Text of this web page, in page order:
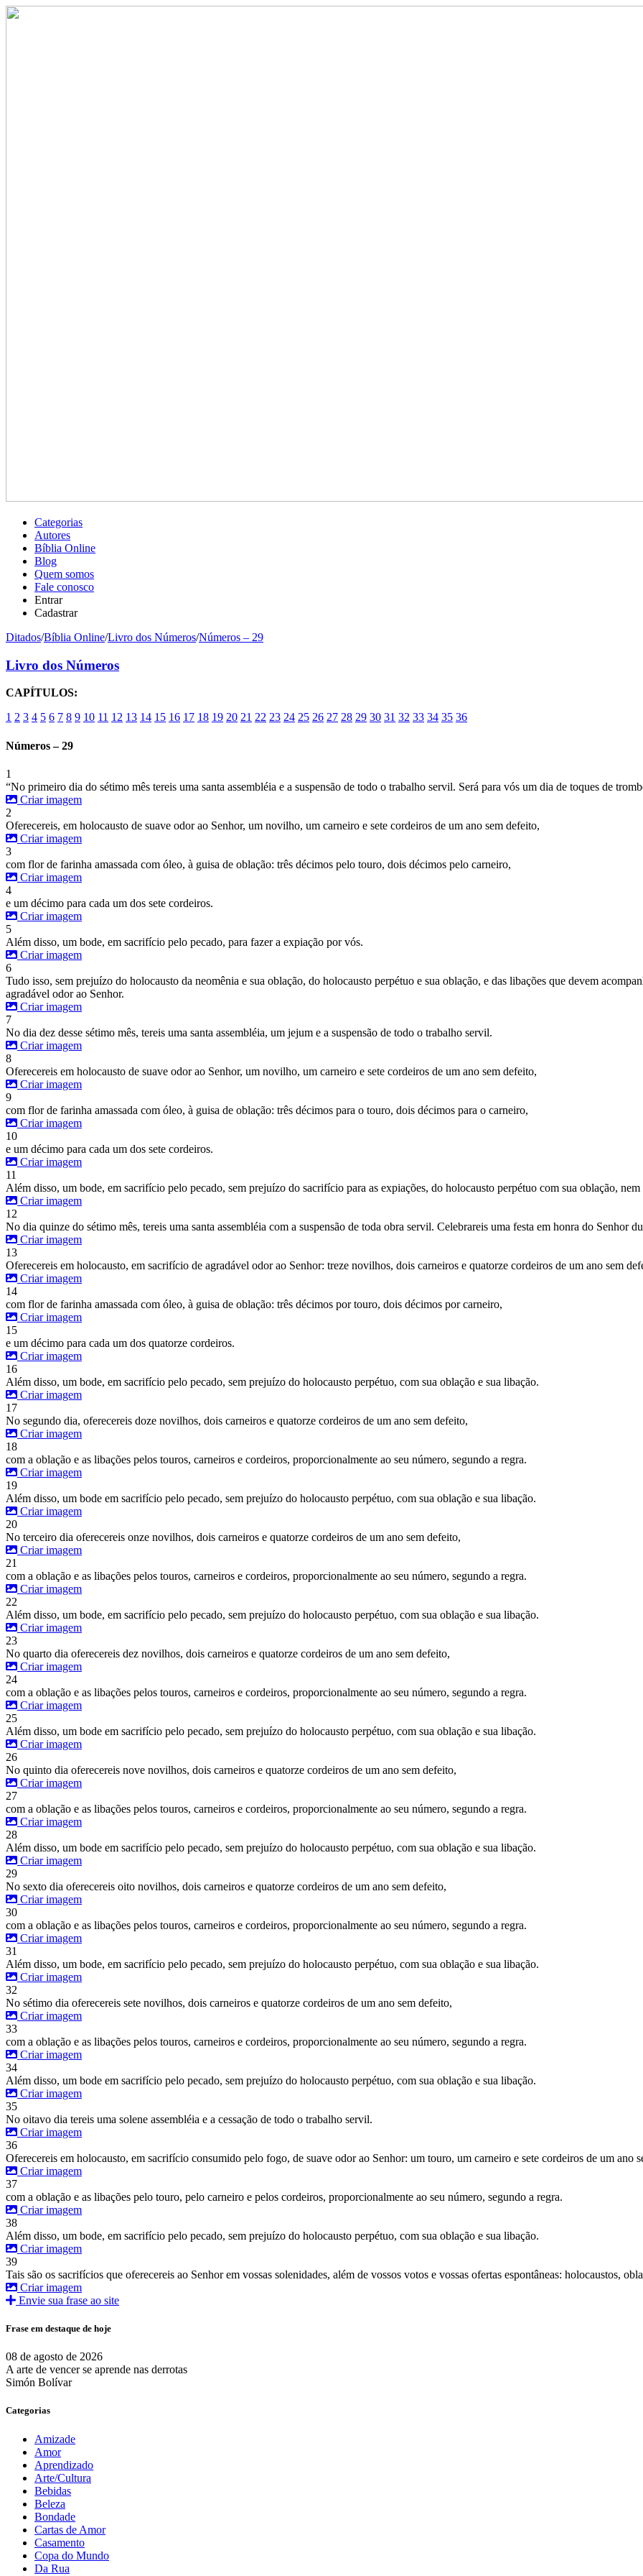
Categorias
Autores
Bíblia Online
Blog
Quem somos
Fale conosco
Entrar
Cadastrar
Ditados/Bíblia Online/Livro dos Números/Números – 29
Livro dos Números
CAPÍTULOS:
1 2 3 4 5 6 7 8 9 10 11 12 13 14 15 16 17 18 19 20 21 22 23 24 25 26 27 28 29 30 31 32 33 34 35 36
Números – 29
1
“No primeiro dia do sétimo mês tereis uma santa assembléia e a suspensão de todo o trabalho servil. Será para vós um dia de toques de
Criar imagem
2
Oferecereis, em holocausto de suave odor ao Senhor, um novilho, um carneiro e sete cordeiros de um ano sem defeito,
Criar imagem
3
com flor de farinha amassada com óleo, à guisa de oblação: três décimos pelo touro, dois décimos pelo carneiro,
Criar imagem
4
e um décimo para cada um dos sete cordeiros.
Criar imagem
5
Além disso, um bode, em sacrifício pelo pecado, para fazer a expiação por vós.
Criar imagem
6
Tudo isso, sem prejuízo do holocausto da neomênia e sua oblação, do holocausto perpétuo e sua oblação, e das libações que devem
agradável odor ao Senhor.
Criar imagem
7
No dia dez desse sétimo mês, tereis uma santa assembléia, um jejum e a suspensão de todo o trabalho servil.
Criar imagem
8
Oferecereis em holocausto de suave odor ao Senhor, um novilho, um carneiro e sete cordeiros de um ano sem defeito,
Criar imagem
9
com flor de farinha amassada com óleo, à guisa de oblação: três décimos para o touro, dois décimos para o carneiro,
Criar imagem
10
e um décimo para cada um dos sete cordeiros.
Criar imagem
11
Além disso, um bode, em sacrifício pelo pecado, sem prejuízo do sacrifício para as expiações, do holocausto perpétuo com sua oblação, nem
Criar imagem
12
No dia quinze do sétimo mês, tereis uma santa assembléia com a suspensão de toda obra servil. Celebrareis uma festa em honra do Senhor
Criar imagem
13
Oferecereis em holocausto, em sacrifício de agradável odor ao Senhor: treze novilhos, dois carneiros e quatorze cordeiros de um ano sem
Criar imagem
14
com flor de farinha amassada com óleo, à guisa de oblação: três décimos por touro, dois décimos por carneiro,
Criar imagem
15
e um décimo para cada um dos quatorze cordeiros.
Criar imagem
16
Além disso, um bode, em sacrifício pelo pecado, sem prejuízo do holocausto perpétuo, com sua oblação e sua libação.
Criar imagem
17
No segundo dia, oferecereis doze novilhos, dois carneiros e quatorze cordeiros de um ano sem defeito,
Criar imagem
18
com a oblação e as libações pelos touros, carneiros e cordeiros, proporcionalmente ao seu número, segundo a regra.
Criar imagem
19
Além disso, um bode em sacrifício pelo pecado, sem prejuízo do holocausto perpétuo, com sua oblação e sua libação.
Criar imagem
20
No terceiro dia oferecereis onze novilhos, dois carneiros e quatorze cordeiros de um ano sem defeito,
Criar imagem
21
com a oblação e as libações pelos touros, carneiros e cordeiros, proporcionalmente ao seu número, segundo a regra.
Criar imagem
22
Além disso, um bode, em sacrifício pelo pecado, sem prejuízo do holocausto perpétuo, com sua oblação e sua libação.
Criar imagem
23
No quarto dia oferecereis dez novilhos, dois carneiros e quatorze cordeiros de um ano sem defeito,
Criar imagem
24
com a oblação e as libações pelos touros, carneiros e cordeiros, proporcionalmente ao seu número, segundo a regra.
Criar imagem
25
Além disso, um bode em sacrifício pelo pecado, sem prejuízo do holocausto perpétuo, com sua oblação e sua libação.
Criar imagem
26
No quinto dia oferecereis nove novilhos, dois carneiros e quatorze cordeiros de um ano sem defeito,
Criar imagem
27
com a oblação e as libações pelos touros, carneiros e cordeiros, proporcionalmente ao seu número, segundo a regra.
Criar imagem
28
Além disso, um bode em sacrifício pelo pecado, sem prejuízo do holocausto perpétuo, com sua oblação e sua libação.
Criar imagem
29
No sexto dia oferecereis oito novilhos, dois carneiros e quatorze cordeiros de um ano sem defeito,
Criar imagem
30
com a oblação e as libações pelos touros, carneiros e cordeiros, proporcionalmente ao seu número, segundo a regra.
Criar imagem
31
Além disso, um bode, em sacrifício pelo pecado, sem prejuízo do holocausto perpétuo, com sua oblação e sua libação.
Criar imagem
32
No sétimo dia oferecereis sete novilhos, dois carneiros e quatorze cordeiros de um ano sem defeito,
Criar imagem
33
com a oblação e as libações pelos touros, carneiros e cordeiros, proporcionalmente ao seu número, segundo a regra.
Criar imagem
34
Além disso, um bode em sacrifício pelo pecado, sem prejuízo do holocausto perpétuo, com sua oblação e sua libação.
Criar imagem
35
No oitavo dia tereis uma solene assembléia e a cessação de todo o trabalho servil.
Criar imagem
36
Oferecereis em holocausto, em sacrifício consumido pelo fogo, de suave odor ao Senhor: um touro, um carneiro e sete cordeiros de um ano
Criar imagem
37
com a oblação e as libações pelo touro, pelo carneiro e pelos cordeiros, proporcionalmente ao seu número, segundo a regra.
Criar imagem
38
Além disso, um bode, em sacrifício pelo pecado, sem prejuízo do holocausto perpétuo, com sua oblação e sua libação.
Criar imagem
39
Tais são os sacrifícios que oferecereis ao Senhor em vossas solenidades, além de vossos votos e vossas ofertas espontâneas: holocaustos,
Criar imagem
Envie sua frase ao site
Frase em destaque de hoje
08 de agosto de 2026
A arte de vencer se aprende nas derrotas
Simón Bolívar
Categorias
Amizade
Amor
Aprendizado
Arte/Cultura
Bebidas
Beleza
Bondade
Cartas de Amor
Casamento
Copa do Mundo
Da Rua